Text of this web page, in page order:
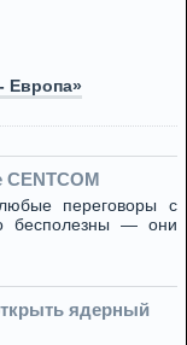
Европа»
переговоры с
бесполезны — они
ядерный